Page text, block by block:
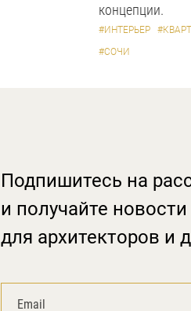
концепции.
#ИНТЕРЬЕР
#СОЧИ
Подпишитесь на
и получайте
для архитекторов и